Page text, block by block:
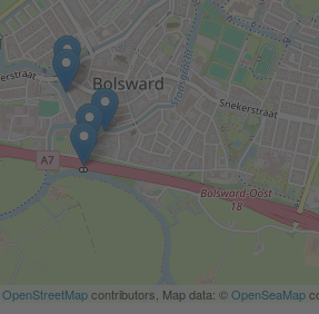
OpenStreetMapcontributors, Map data: ©OpenSeaMap